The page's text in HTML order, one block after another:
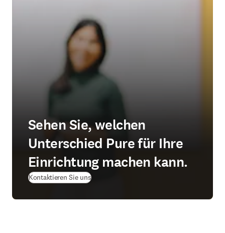
Sehen Sie, welchen
Unterschied Pure für Ihre
Einrichtung machen kann.
Kontaktieren Sie uns(